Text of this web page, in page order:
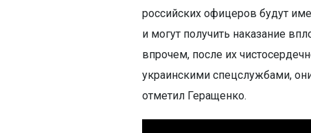
российских офицеров будут
и могут получить наказание
впрочем, после их
украинскими спецслужбами,
отметил Геращенко.